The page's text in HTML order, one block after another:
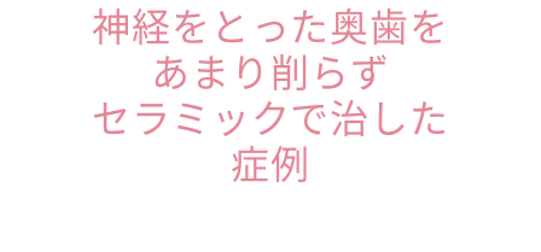
神経をとった奥歯を
あまり削らず
セラミックで治した
症例